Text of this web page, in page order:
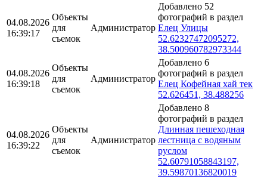
04.08.2026
16:39:17
Объекты
для
съемок
Администратор
Добавлено 52
фотографий в раздел
Елец Улицы
52.62327472095272,
38.500960782973344
04.08.2026
16:39:18
Объекты
для
съемок
Администратор
Добавлено 6
фотографий в раздел
Елец Кофейная хай тек
52.626451, 38.488256
04.08.2026
16:39:22
Объекты
для
съемок
Администратор
Добавлено 8
фотографий в раздел
Длинная пешеходная
лестница с водяным
руслом
52.60791058843197,
39.59870136820019